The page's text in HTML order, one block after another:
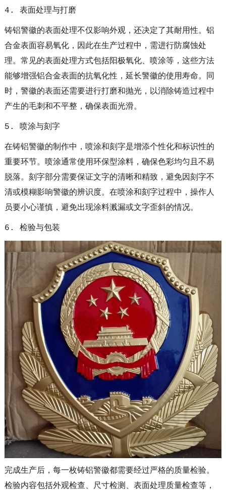
4. 表面处理与打磨
铸铝警徽的表面处理不仅影响外观，还决定了其耐用性。铝
合金表面容易氧化，因此在生产过程中，需进行防腐蚀处
理。常见的表面处理方式包括阳极氧化、喷涂等，这些方法
能够增强铝合金表面的抗氧化性，延长警徽的使用寿命。同
时，警徽的表面还需要进行打磨和抛光，以消除铸造过程中
产生的毛刺和不平整，确保表面光滑。
5. 喷涂与刻字
在铸铝警徽的制作中，喷涂和刻字是增添个性化和标识性的
重要环节。喷涂通常使用环保型涂料，确保色彩均匀且不易
脱落。刻字部分需要保证文字的清晰和精致，避免因刻字不
清或模糊影响警徽的辨识度。在喷涂和刻字过程中，操作人
员要小心谨慎，避免出现涂料溅漏或文字歪斜的情况。
6. 检验与包装
完成生产后，每一枚铸铝警徽都需要经过严格的质量检验。
检验内容包括外观检查、尺寸检测、表面处理质量检查等，